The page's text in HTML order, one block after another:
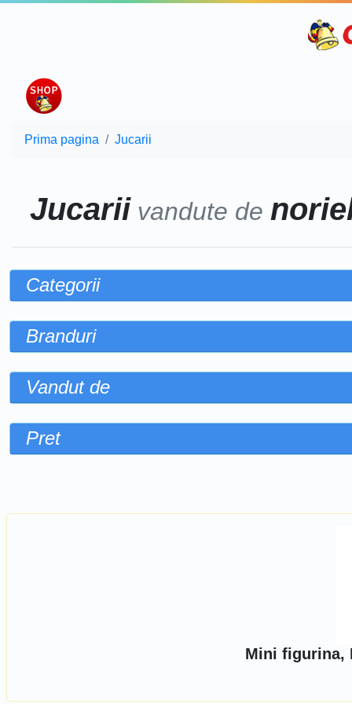
Prima pagina Jucarii
Jucariivandute de
Categorii
Branduri
Vandut de
Pret
Mini figurina,